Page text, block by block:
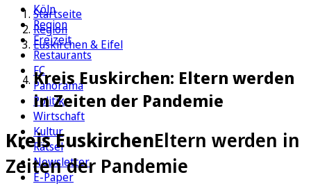
Köln
Region
Freizeit
Restaurants
FC
Panorama
Politik
Wirtschaft
Kultur
Rätsel
Newsletter
E-Paper
Startseite
Region
Euskirchen & Eifel
Kreis Euskirchen: Eltern werden
in Zeiten der Pandemie
Kreis EuskirchenEltern werden in
Zeiten der Pandemie